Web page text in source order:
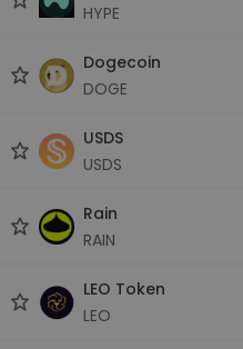
HYPE
Dogecoin
DOGE
USDS
USDS
Rain
RAIN
LEO Token
LEO